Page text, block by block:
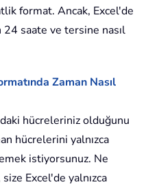
format. Ancak, Excel'de
24 saate ve tersine nasıl
Zaman Nasıl
hücreleriniz olduğunu
hücrelerini yalnızca
istiyorsunuz. Ne
Excel'de yalnızca